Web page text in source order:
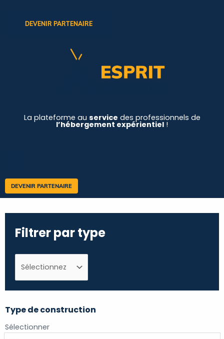
DEVENIR PARTENAIRE
La plateforme au service des professionnels de
l’hébergement expérientiel !
DEVENIR PARTENAIRE
Filtrer par type
Type de construction
Sélectionner